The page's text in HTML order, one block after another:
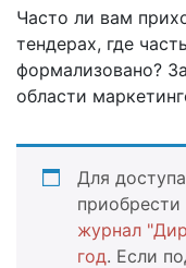
20.05.2018
Часто ли вам
тендерах, где
формализовано?
области
Для
приобрести
журнал
год. Если